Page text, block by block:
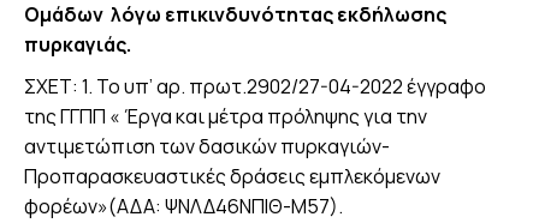
Ομάδων λόγω επικινδυνότητας εκδήλωσης
πυρκαγιάς.
ΣΧΕΤ: 1. Το υπ’ αρ. πρωτ.2902/27-04-2022 έγγραφο
της ΓΓΠΠ « Έργα και μέτρα πρόληψης για την
αντιμετώπιση των δασικών πυρκαγιών-
Προπαρασκευαστικές δράσεις εμπλεκόμενων
φορέων»(ΑΔΑ: ΨΝΛΔ46ΝΠΙΘ-Μ57).